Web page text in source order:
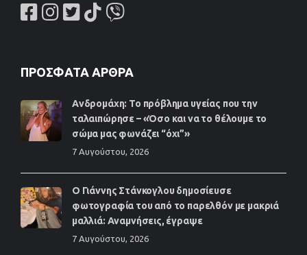
ΠΡΌΣΦΑΤΑ ΆΡΘΡΑ
Ανδρομάχη: Το πρόβλημα υγείας που την
ταλαιπώρησε – «Όσο και να το θέλουμε το
σώμα μας φωνάζει “όχι”»
7 Αυγούστου, 2026
Ο Γιάννης Στάνκογλου δημοσίευσε
φωτογραφία του από το παρελθόν με μακριά
μαλλιά: Αναμνήσεις, έγραψε
7 Αυγούστου, 2026